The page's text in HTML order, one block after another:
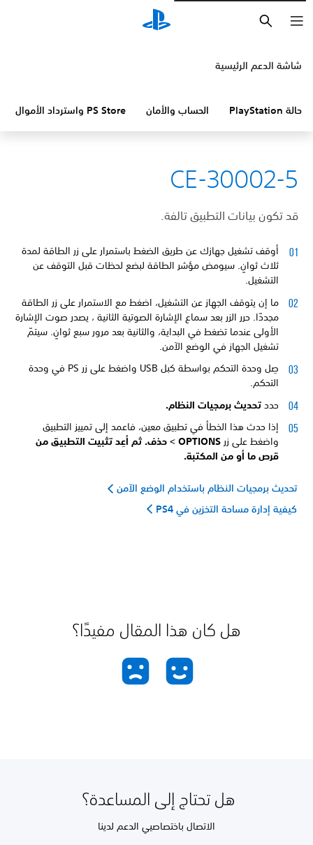
شاشة الدعم الرئيسية
حالة PlayStation الحساب والأمان PS Store واسترداد الأموال
CE-30002-5
قد تكون بيانات التطبيق تالفة.
أوقف تشغيل جهازك عن طريق الضغط باستمرار على زر الطاقة لمدة
ثلاث ثوانٍ. سيومض مؤشر الطاقة لبضع لحظات قبل التوقف عن
التشغيل.
ما إن يتوقف الجهاز عن التشغيل، اضغط مع الاستمرار على زر الطاقة
مجددًا. حرر الزر بعد سماع الإشارة الصوتية الثانية ، يصدر صوت الإشارة
الأولى عندما تضغط في البداية، والثانية بعد مرور سبع ثوانٍ. سيتمّ
تشغيل الجهاز في الوضع الآمن.
صِل وحدة التحكم بواسطة كبل USB واضغط على زر PS في وحدة
التحكم.
حدد تحديث برمجيات النظام.
إذا حدث هذا الخطأ في تطبيق معين، فاعمد إلى تمييز التطبيق
واضغط على زر OPTIONS >
حذف. ثم أعِد تثبيت التطبيق من
قرص ما أو من المكتبة.
تحديث برمجيات النظام باستخدام الوضع الآمن
كيفية إدارة مساحة التخزين في PS4
هل كان هذا المقال مفيدًا؟
هل تحتاج إلى المساعدة؟
الاتصال باختصاصيي الدعم لدينا